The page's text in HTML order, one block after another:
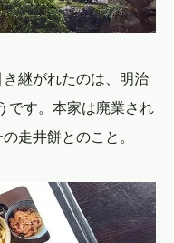
継がれたのは、明治
です。本家は廃業され
走井餅とのこと。